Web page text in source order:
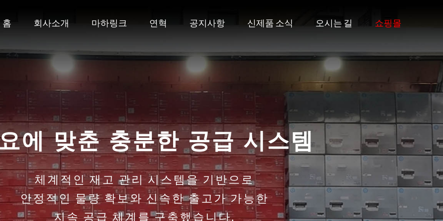
홈 회사소개 마하링크 연혁 공지사항 신제품 소식 오시는 길 쇼핑몰
ipTIME 부산·경남 총판
네트워크 전문 브랜드 ipTIME의 다양한 제품들을
부산·경남 지역에 안정적으로 공급합니다.